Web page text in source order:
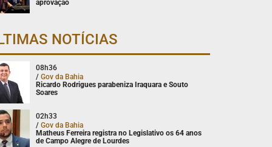
aprovação
NOTÍCIAS
08h36
/Gov da Bahia
Ricardo Rodrigues parabeniza Iraquara e Souto
Soares
02h33
/Gov da Bahia
Matheus Ferreira registra no Legislativo os 64 anos
de Campo Alegre de Lourdes